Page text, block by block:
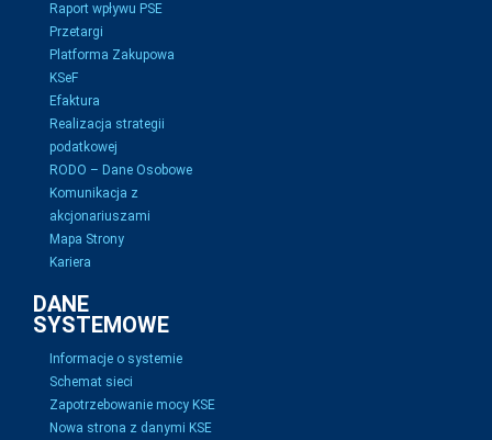
Raport wpływu PSE
Przetargi
Platforma Zakupowa
KSeF
Efaktura
Realizacja strategii
podatkowej
RODO – Dane Osobowe
Komunikacja z
akcjonariuszami
Mapa Strony
Kariera
DANE
SYSTEMOWE
Informacje o systemie
Schemat sieci
Zapotrzebowanie mocy KSE
Nowa strona z danymi KSE